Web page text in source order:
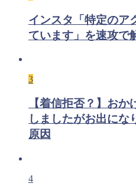
インスタ「特定のア
ています」を速攻で
3
【着信拒否？】お
しましたがお出にな
原因
4